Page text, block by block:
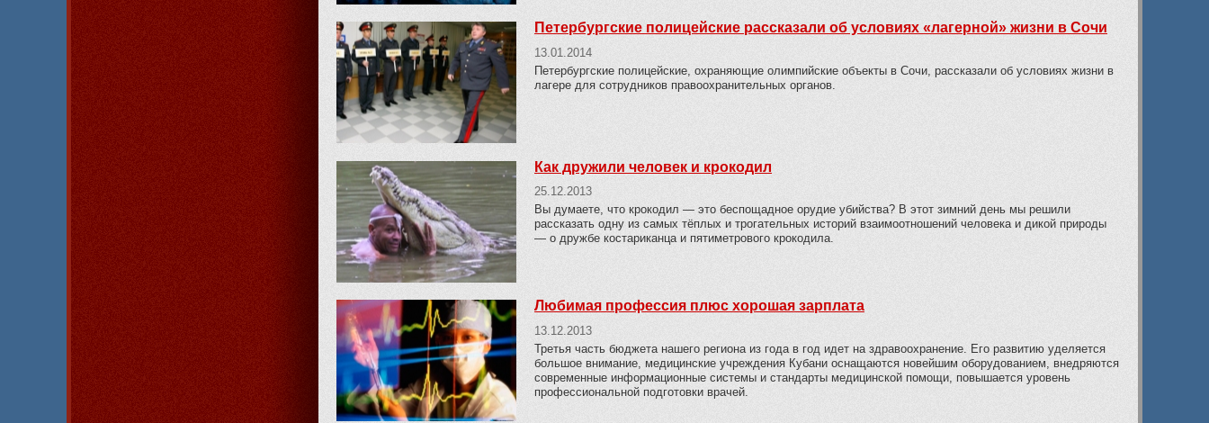
Петербургские полицейские рассказали об условиях «лагерной» жизни в Сочи
13.01.2014
Петербургские полицейские, охраняющие олимпийские объекты в Сочи, рассказали об условиях жизни в
лагере для сотрудников правоохранительных органов.
Как дружили человек и крокодил
25.12.2013
Вы думаете, что крокодил — это беспощадное орудие убийства? В этот зимний день мы решили
рассказать одну из самых тёплых и трогательных историй взаимоотношений человека и дикой природы
— о дружбе костариканца и пятиметрового крокодила.
Любимая профессия плюс хорошая зарплата
13.12.2013
Третья часть бюджета нашего региона из года в год идет на здравоохранение. Его развитию уделяется
большое внимание, медицинские учреждения Кубани оснащаются новейшим оборудованием, внедряются
современные информационные системы и стандарты медицинской помощи, повышается уровень
профессиональной подготовки врачей.